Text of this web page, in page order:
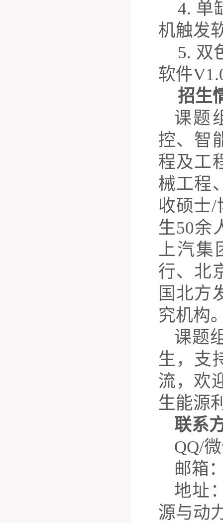
4. 单
机触发
5. 双
软件
招生
课题
控、智
程及工
械工程
收硕士/
生50余
上汽集
行、北
国北方
究机构
课题
生，支
流，欢
生能源
联系
QQ/
邮箱
地址
源与动